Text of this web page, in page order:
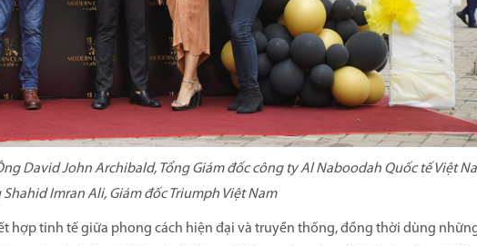
David John Archibald, Tổng Giám đốc công ty Al Naboodah Quốc tế Việt
Shahid Imran Ali, Giám đốc Triumph Việt Nam
hợp tinh tế giữa phong cách hiện đại và truyền thống, đồng thời dùng